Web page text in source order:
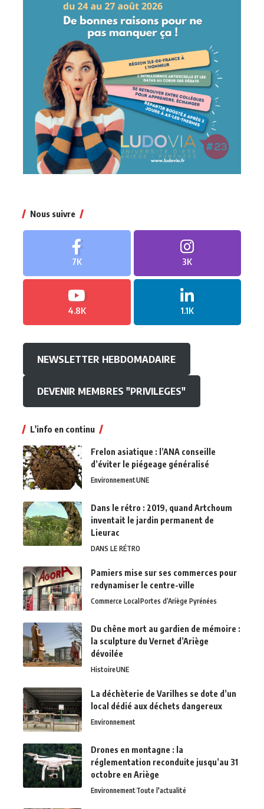
Nous suivre
7K 3K
4.8K 1.1K
NEWSLETTER HEBDOMADAIRE
DEVENIR MEMBRES "PRIVILEGES"
L'info en continu
Frelon asiatique : l’ANA conseille
d’éviter le piégeage généralisé
EnvironnementUNE
Dans le rétro : 2019, quand Artchoum
inventait le jardin permanent de
Lieurac
DANS LE RÉTRO
Pamiers mise sur ses commerces pour
redynamiser le centre-ville
Commerce LocalPortes d’Ariège Pyrénées
Du chêne mort au gardien de mémoire :
la sculpture du Vernet d’Ariège
dévoilée
HistoireUNE
La déchèterie de Varilhes se dote d’un
local dédié aux déchets dangereux
Environnement
Drones en montagne : la
réglementation reconduite jusqu’au 31
octobre en Ariège
EnvironnementToute l'actualité